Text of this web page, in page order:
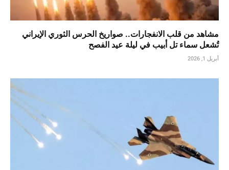
مشاهد من قلب الانفجارات.. صواريخ الحرس الثوري الإيراني
تُشعل سماء تل أبيب في ليلة عيد الفصح
أبريل 1, 2026